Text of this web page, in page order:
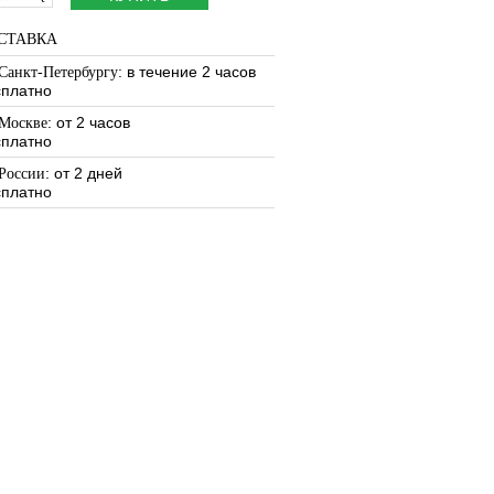
Петербургу: в течение 2 часов
: от 2 часов
: от 2 дней